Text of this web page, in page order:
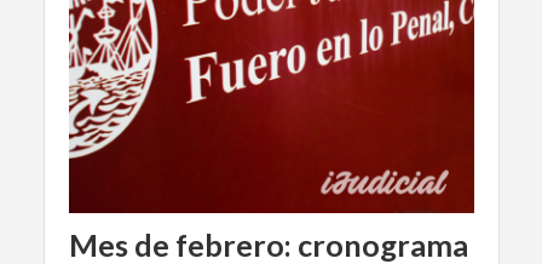
Mes de febrero: cronograma